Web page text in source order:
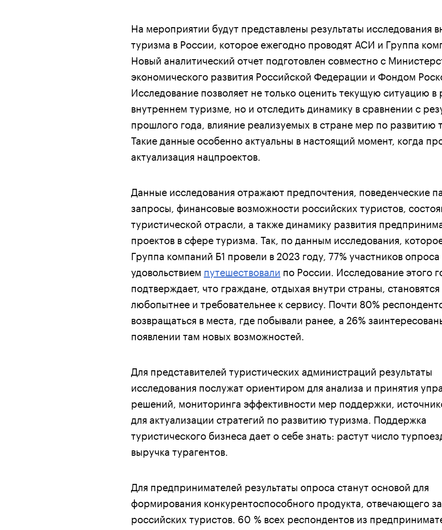
На мероприятии будут представлены результаты исследования
туризма в России, которое ежегодно проводят АСИ и Группа
Новый аналитический отчет подготовлен совместно с
экономического развития Российской Федерации и Фондом
Исследование позволяет не только оценить текущую ситуацию в
внутреннем туризме, но и отследить динамику в сравнении с
прошлого года, влияние реализуемых в стране мер по развитию
Такие данные особенно актуальны в настоящий момент, когда
актуализация нацпроектов.
Данные исследования отражают предпочтения, поведенческие
запросы, финансовые возможности российских туристов,
туристической отрасли, а также динамику развития
проектов в сфере туризма. Так, по данным исследования,
Группа компаний Б1 провели в 2023 году, 77% участников
удовольствием путешествовали по России. Исследование этого
подтверждает, что граждане, отдыхая внутри страны,
любопытнее и требовательнее к сервису. Почти 80%
возвращаться в места, где побывали ранее, а 26%
появлении там новых возможностей.
Для представителей туристических администраций результаты
исследования послужат ориентиром для анализа и принятия
решений, мониторинга эффективности мер поддержки,
для актуализации стратегий по развитию туризма. Поддержка
туристического бизнеса дает о себе знать: растут число
выручка турагентов.
Для предпринимателей результаты опроса станут основой для
формирования конкурентоспособного продукта, отвечающего
российских туристов. 60 % всех респондентов из